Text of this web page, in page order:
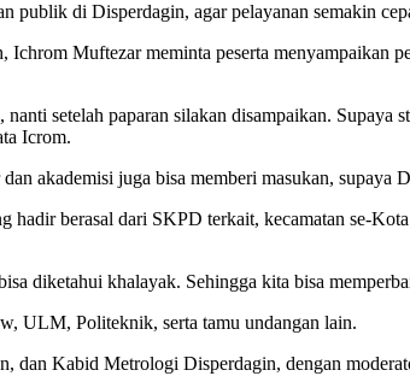
di Disperdagin, agar pelayanan semakin
Muftezar meminta peserta menyampaikan
setelah paparan silakan disampaikan. Supaya
Icrom.
akademisi juga bisa memberi masukan, supaya
berasal dari SKPD terkait, kecamatan se-
diketahui khalayak. Sehingga kita bisa
ULM, Politeknik, serta tamu undangan lain.
dan Kabid Metrologi Disperdagin, dengan